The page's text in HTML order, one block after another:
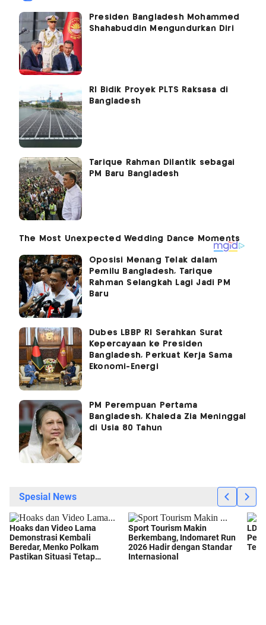
Presiden Bangladesh Mohammed
Shahabuddin Mengundurkan Diri
RI Bidik Proyek PLTS Raksasa di
Bangladesh
Tarique Rahman Dilantik sebagai
PM Baru Bangladesh
Oposisi Menang Telak dalam
Pemilu Bangladesh, Tarique
Rahman Selangkah Lagi Jadi PM
Baru
Dubes LBBP RI Serahkan Surat
Kepercayaan ke Presiden
Bangladesh, Perkuat Kerja Sama
Ekonomi-Energi
PM Perempuan Pertama
Bangladesh, Khaleda Zia Meninggal
di Usia 80 Tahun